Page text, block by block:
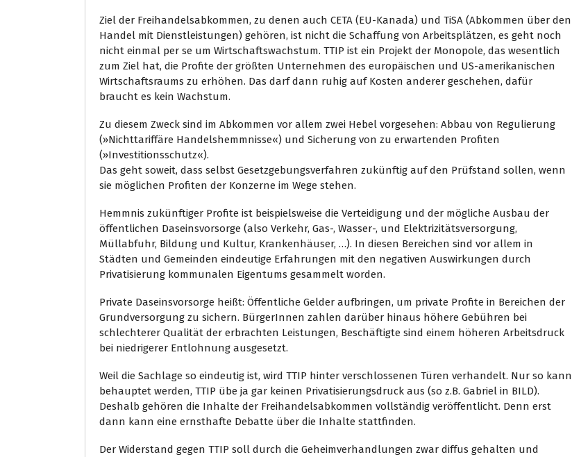
Ziel der Freihandelsabkommen, zu denen auch CETA (EU-Kanada) und TiSA (Abkommen über den
Handel mit Dienstleistungen) gehören, ist nicht die Schaffung von Arbeitsplätzen, es geht noch
nicht einmal per se um Wirtschaftswachstum. TTIP ist ein Projekt der Monopole, das wesentlich
zum Ziel hat, die Profite der größten Unternehmen des europäischen und US-amerikanischen
Wirtschaftsraums zu erhöhen. Das darf dann ruhig auf Kosten anderer geschehen, dafür
braucht es kein Wachstum.
Zu diesem Zweck sind im Abkommen vor allem zwei Hebel vorgesehen: Abbau von Regulierung
(»Nichttariffäre Handelshemmnisse«) und Sicherung von zu erwartenden Profiten
(»Investitionsschutz«).
Das geht soweit, dass selbst Gesetzgebungsverfahren zukünftig auf den Prüfstand sollen, wenn
sie möglichen Profiten der Konzerne im Wege stehen.
Hemmnis zukünftiger Profite ist beispielsweise die Verteidigung und der mögliche Ausbau der
öffentlichen Daseinsvorsorge (also Verkehr, Gas-, Wasser-, und Elektrizitätsversorgung,
Müllabfuhr, Bildung und Kultur, Krankenhäuser, …). In diesen Bereichen sind vor allem in
Städten und Gemeinden eindeutige Erfahrungen mit den negativen Auswirkungen durch
Privatisierung kommunalen Eigentums gesammelt worden.
Private Daseinsvorsorge heißt: Öffentliche Gelder aufbringen, um private Profite in Bereichen der
Grundversorgung zu sichern. BürgerInnen zahlen darüber hinaus höhere Gebühren bei
schlechterer Qualität der erbrachten Leistungen, Beschäftigte sind einem höheren Arbeitsdruck
bei niedrigerer Entlohnung ausgesetzt.
Weil die Sachlage so eindeutig ist, wird TTIP hinter verschlossenen Türen verhandelt. Nur so kann
behauptet werden, TTIP übe ja gar keinen Privatisierungsdruck aus (so z.B. Gabriel in BILD).
Deshalb gehören die Inhalte der Freihandelsabkommen vollständig veröffentlicht. Denn erst
dann kann eine ernsthafte Debatte über die Inhalte stattfinden.
Der Widerstand gegen TTIP soll durch die Geheimverhandlungen zwar diffus gehalten und